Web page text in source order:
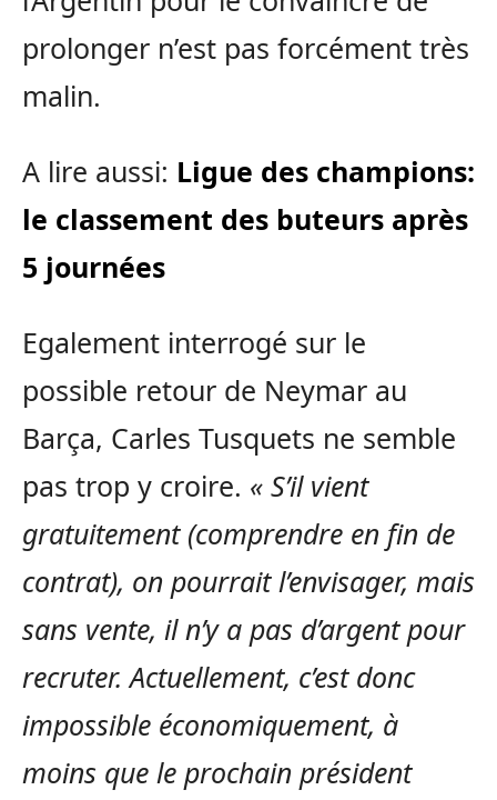
prolonger n’est pas forcément très
malin.
A lire aussi: Ligue des champions:
le classement des buteurs après
5 journées
Egalement interrogé sur le
possible retour de Neymar au
Barça, Carles Tusquets ne semble
pas trop y croire. « S’il vient
gratuitement (comprendre en fin de
contrat), on pourrait l’envisager, mais
sans vente, il n’y a pas d’argent pour
recruter. Actuellement, c’est donc
impossible économiquement, à
moins que le prochain président